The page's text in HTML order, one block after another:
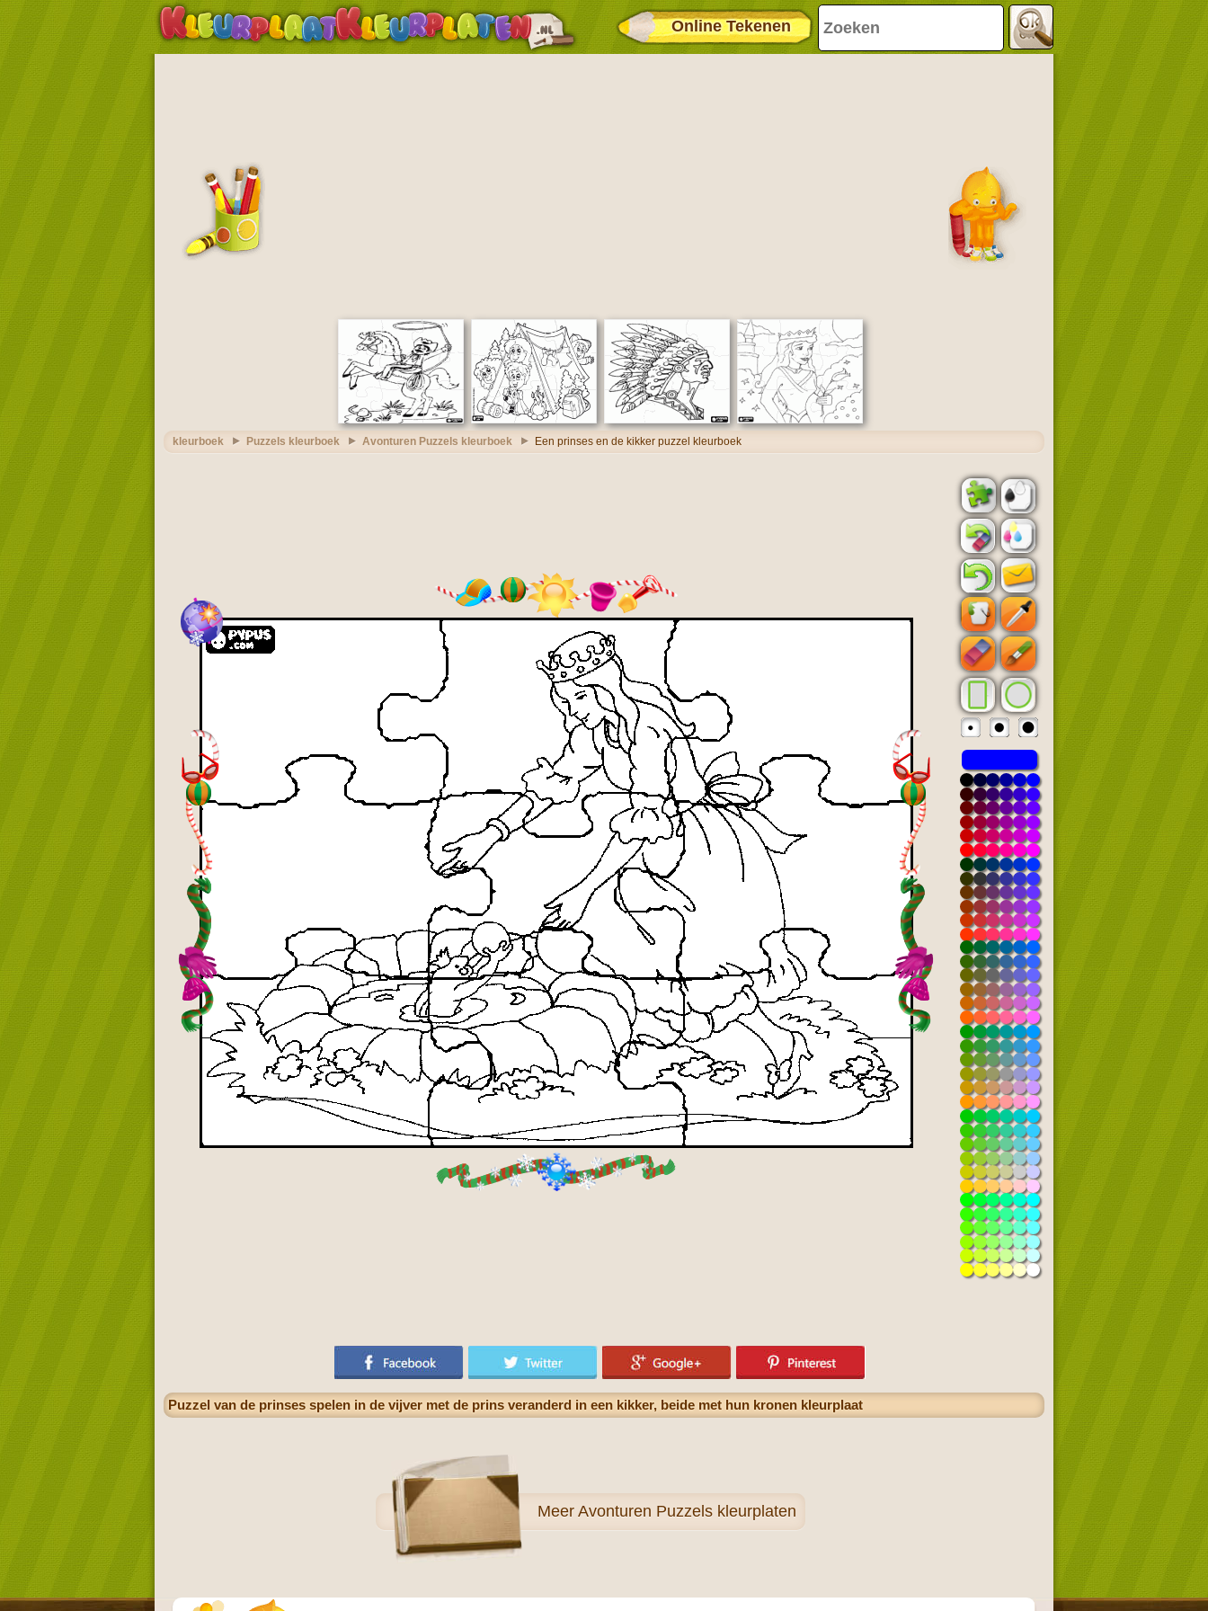
Online Tekenen
kleurboek Puzzels kleurboek Avonturen Puzzels kleurboek Een prinses en de kikker puzzel kleurboek
Puzzel van de prinses spelen in de vijver met de prins veranderd in een kikker, beide met hun kronen kleurplaat
Meer Avonturen Puzzels kleurplaten